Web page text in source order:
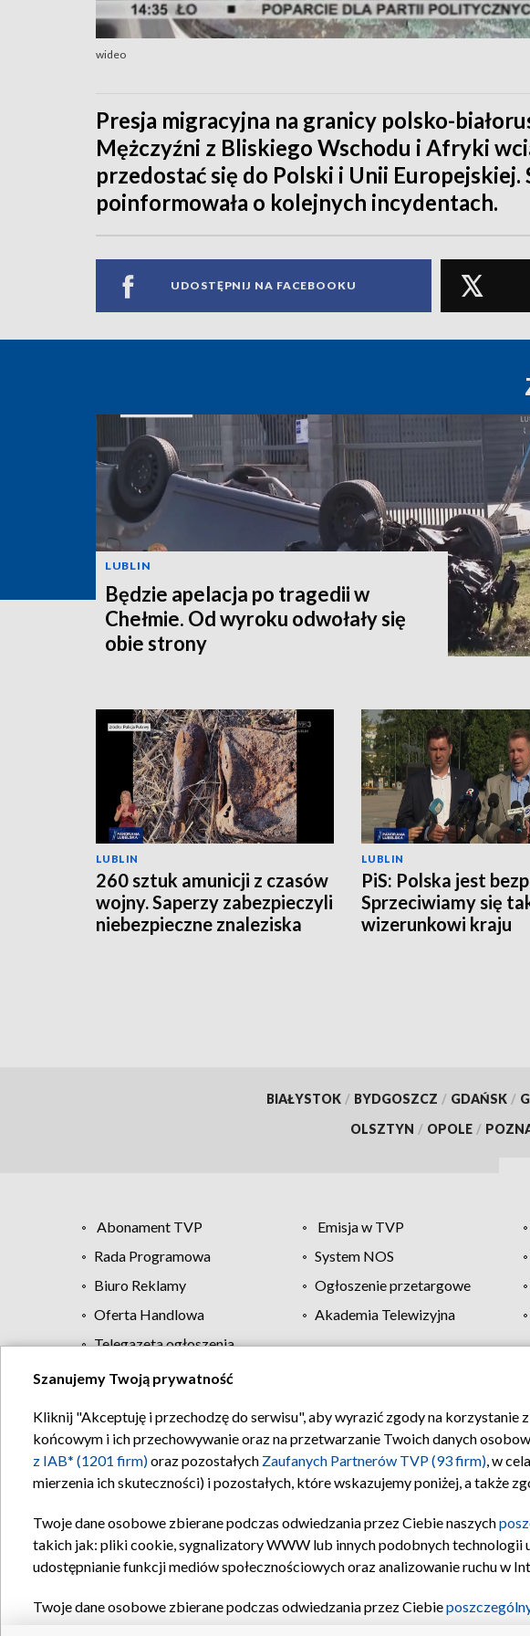
wideo
Presja migracyjna na granicy polsko-
Mężczyźni z Bliskiego Wschodu i Afryki
przedostać się do Polski i Unii Europejskiej.
poinformowała o kolejnych incydentach.
UDOSTĘPNIJ NA FACEBOOKU
LUBLIN
Będzie apelacja po tragedii w
Chełmie. Od wyroku odwołały się
obie strony
LUBLIN
260 sztuk amunicji z czasów
wojny. Saperzy zabezpieczyli
niebezpieczne znaleziska
LUBLIN
PiS: Polska jest
Sprzeciwiamy się
wizerunkowi kraju
BIAŁYSTOK / BYDGOSZCZ / GDAŃSK /
OLSZTYN / OPOLE /
Abonament TVP Emisja w TVP
Rada Programowa
System NOS
Biuro Reklamy
Ogłoszenie przetargowe
Oferta Handlowa
Akademia Telewizyjna
Telegazeta ogłoszenia
Regulamin TVP Polityka
Szanujemy Twoją prywatność
Kliknij "Akceptuję i przechodzę do serwisu", aby wyrazić zgody na
końcowym i ich przechowywanie oraz na przetwarzanie Twoich danych
z IAB* (1201 firm)oraz pozostałych Zaufanych Partnerów TVP (93 firm), w
mierzenia ich skuteczności) i pozostałych, które wskazujemy poniżej, a także
Twoje dane osobowe zbierane podczas odwiedzania przez Ciebie naszych
takich jak: pliki cookie, sygnalizatory WWW lub innych podobnych technologii
udostępnianie funkcji mediów społecznościowych oraz analizowanie ruchu w
Twoje dane osobowe zbierane podczas odwiedzania przez Ciebie